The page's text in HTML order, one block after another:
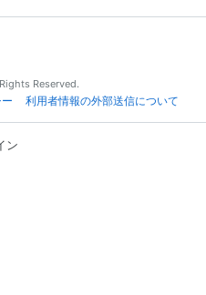
Reserved.
利用者情報の外部送信について
ン